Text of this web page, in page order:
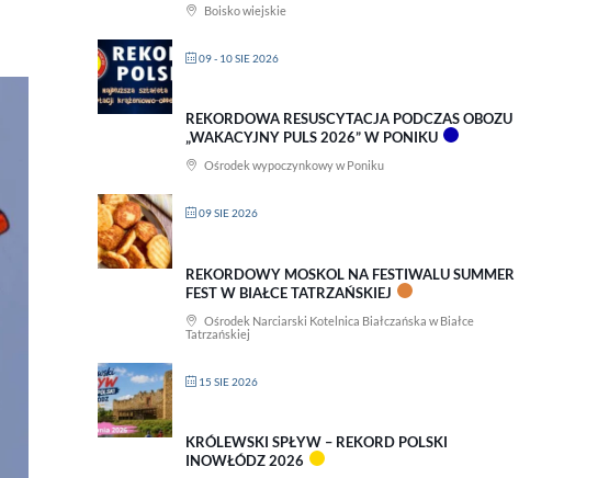
Boisko wiejskie
09 - 10 SIE 2026
REKORDOWA RESUSCYTACJA PODCZAS OBOZU
„WAKACYJNY PULS 2026” W PONIKU
Ośrodek wypoczynkowy w Poniku
09 SIE 2026
REKORDOWY MOSKOL NA FESTIWALU SUMMER
FEST W BIAŁCE TATRZAŃSKIEJ
Ośrodek Narciarski Kotelnica Białczańska w Białce
Tatrzańskiej
15 SIE 2026
KRÓLEWSKI SPŁYW – REKORD POLSKI
INOWŁÓDZ 2026